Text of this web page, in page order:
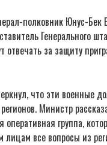
полковник Юнус-
Генерального
отвечать за защиту
что эти военные
Министр
оперативная группа,
лицам все вопросы из